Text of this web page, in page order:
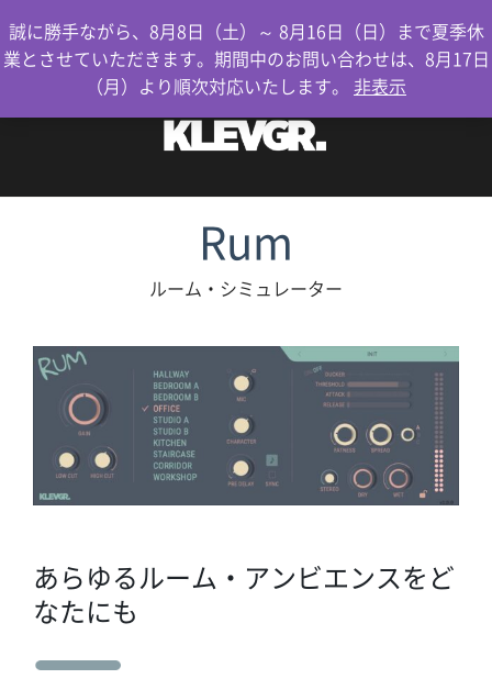
0
Rum
ルーム・シミュレーター
あらゆるルーム・アンビエンスをど
なたにも
誠に勝手ながら、8月8日（土）～ 8月16日（日）まで夏季休
業とさせていただきます。期間中のお問い合わせは、8月17日
（月）より順次対応いたします。 非表示